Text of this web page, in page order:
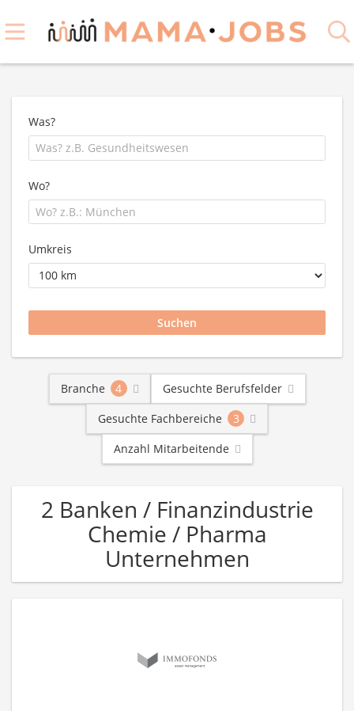
Was?
Wo?
Umkreis
Branche 4
Gesuchte Berufsfelder
Gesuchte Fachbereiche
3
Anzahl Mitarbeitende
2 Banken / Finanzindustrie
Chemie / Pharma
Unternehmen